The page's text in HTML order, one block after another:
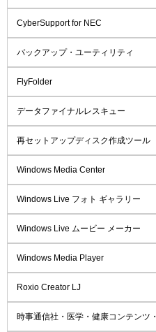
CyberSupport for NEC
バックアップ・ユーティリティ
FlyFolder
データファイナルレスキュー
再セットアップディスク作成ツール
Windows Media Center
Windows Live フォト ギャラリー
Windows Live ムービー メーカー
Windows Media Player
Roxio Creator LJ
時事通信社・医学・健康コンテンツ